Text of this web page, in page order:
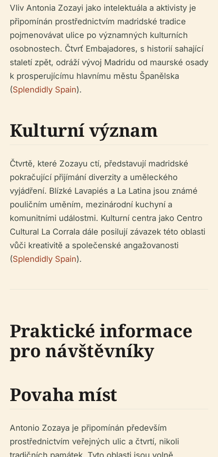
Vliv Antonia Zozayi jako intelektuála a aktivisty je
připomínán prostřednictvím madridské tradice
pojmenovávat ulice po významných kulturních
osobnostech. Čtvrť Embajadores, s historií sahající
staletí zpět, odráží vývoj Madridu od maurské osady
k prosperujícímu hlavnímu městu Španělska
(Splendidly Spain).
Kulturní význam
Čtvrtě, které Zozayu ctí, představují madridské
pokračující přijímání diverzity a uměleckého
vyjádření. Blízké Lavapiés a La Latina jsou známé
pouličním uměním, mezinárodní kuchyní a
komunitními událostmi. Kulturní centra jako Centro
Cultural La Corrala dále posilují závazek této oblasti
vůči kreativitě a společenské angažovanosti
(Splendidly Spain).
Praktické informace
pro návštěvníky
Povaha míst
Antonio Zozaya je připomínán především
prostřednictvím veřejných ulic a čtvrtí, nikoli
tradičních památek. Tyto oblasti jsou volně